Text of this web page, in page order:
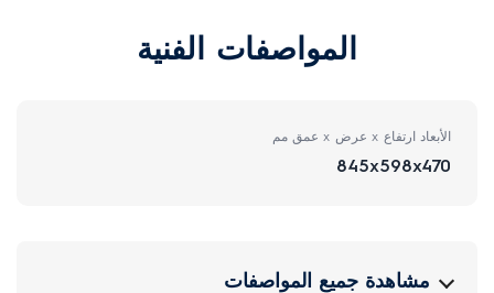
المواصفات الفنية
الأبعاد ارتفاع x عرض x عمق مم
845x598x470
مشاهدة جميع المواصفات